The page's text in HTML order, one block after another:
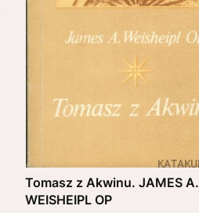
Tomasz z Akwinu. JAMES A.
WEISHEIPL OP